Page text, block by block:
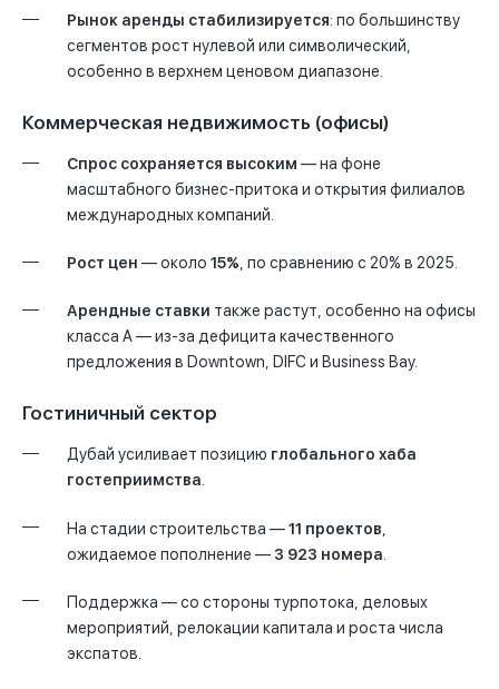
Рынок аренды стабилизируется: по большинству
сегментов рост нулевой или символический,
особенно в верхнем ценовом диапазоне.
Коммерческая недвижимость (офисы)
Спрос сохраняется высоким — на фоне
масштабного бизнес-притока и открытия филиалов
международных компаний.
Рост цен — около 15%, по сравнению с 20% в 2025.
Арендные ставки также растут, особенно на офисы
класса A — из-за дефицита качественного
предложения в Downtown, DIFC и Business Bay.
Гостиничный сектор
Дубай усиливает позицию глобального хаба
гостеприимства.
На стадии строительства —11 проектов
ожидаемое пополнение — 3 923 номера
Поддержка — со стороны турпотока, деловых
мероприятий, релокации капитала и роста числа
экспатов.